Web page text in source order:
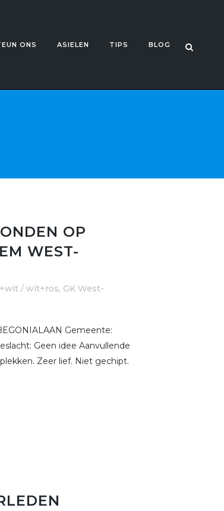
ONS ASIELEN TIPS BLOG
OP
WEST-
/ wit+ros, GK West-
Gemeente:
Geen idee Aanvullende
Zeer lief. Niet gechipt.